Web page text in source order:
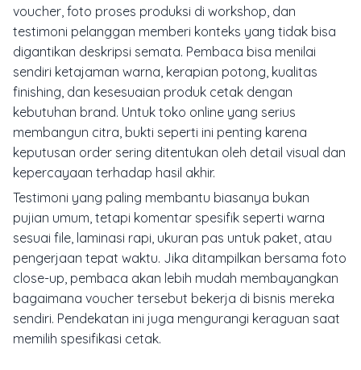
voucher, foto proses produksi di workshop, dan
testimoni pelanggan memberi konteks yang tidak bisa
digantikan deskripsi semata. Pembaca bisa menilai
sendiri ketajaman warna, kerapian potong, kualitas
finishing, dan kesesuaian produk cetak dengan
kebutuhan brand. Untuk toko online yang serius
membangun citra, bukti seperti ini penting karena
keputusan order sering ditentukan oleh detail visual dan
kepercayaan terhadap hasil akhir.
Testimoni yang paling membantu biasanya bukan
pujian umum, tetapi komentar spesifik seperti warna
sesuai file, laminasi rapi, ukuran pas untuk paket, atau
pengerjaan tepat waktu. Jika ditampilkan bersama foto
close-up, pembaca akan lebih mudah membayangkan
bagaimana voucher tersebut bekerja di bisnis mereka
sendiri. Pendekatan ini juga mengurangi keraguan saat
memilih spesifikasi cetak.